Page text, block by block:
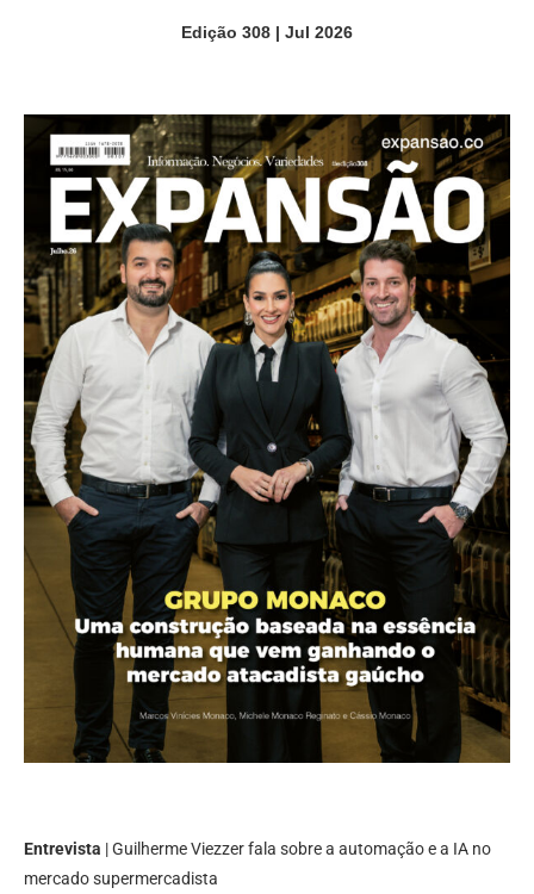
Edição 308 | Jul 2026
Entrevista | Guilherme Viezzer fala sobre a automação e a IA no
mercado supermercadista